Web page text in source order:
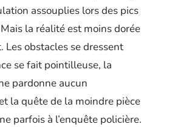
assouplies lors des pics
la réalité est moins dorée
Les obstacles se dressent
se fait pointilleuse, la
pardonne aucun
la quête de la moindre pièce
parfois à l’enquête policière.